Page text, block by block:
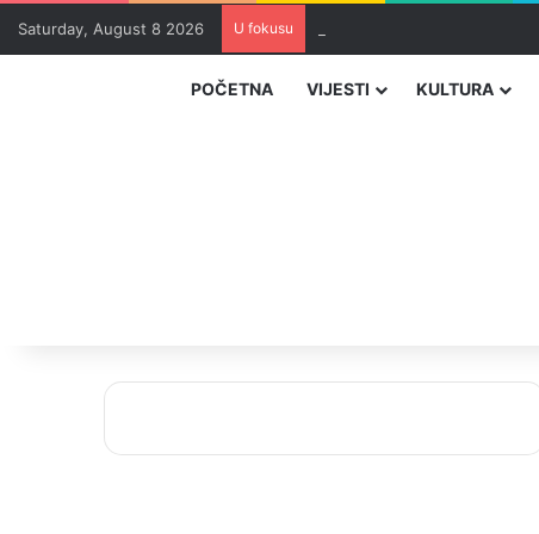
Saturday, August 8 2026 U fokusu
POČETNA VIJESTI KULTURA